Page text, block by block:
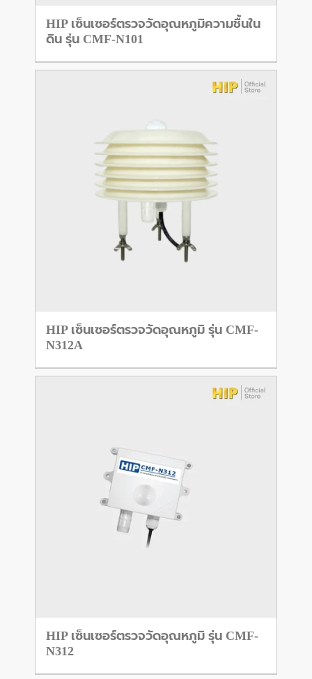
HIP เซ็นเซอร์ตรวจวัดอุณหภูมิความชื้นใน
ดิน รุ่น CMF-N101
HIP เซ็นเซอร์ตรวจวัดอุณหภูมิ รุ่น CMF-
N312A
HIP เซ็นเซอร์ตรวจวัดอุณหภูมิ รุ่น CMF-
N312